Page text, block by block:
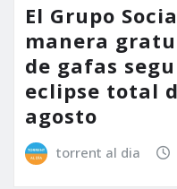
El Grupo
manera
de gafas
eclipse total
agosto
torrent al dia